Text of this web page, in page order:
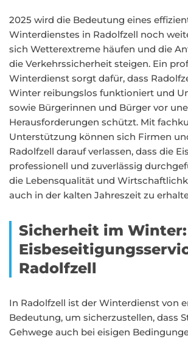
2025 wird die Bedeutung eines
Winterdienstes in Radolfzell noch
sich Wetterextreme häufen und die
die Verkehrssicherheit steigen. Ein
Winterdienst sorgt dafür, dass
Winter reibungslos funktioniert und
sowie Bürgerinnen und Bürger vor
Herausforderungen schützt. Mit
Unterstützung können sich Firmen
Radolfzell darauf verlassen, dass die
professionell und zuverlässig
die Lebensqualität und
auch in der kalten Jahreszeit zu
Sicherheit im Winter:
Radolfzell
In Radolfzell ist der Winterdienst von
Bedeutung, um sicherzustellen, dass
Gehwege auch bei eisigen